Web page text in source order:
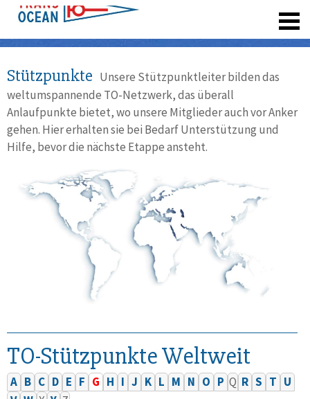
Stützpunkte Unsere Stützpunktleiter bilden das
weltumspannende TO-Netzwerk, das überall
Anlaufpunkte bietet, wo unsere Mitglieder auch vor Anker
gehen. Hier erhalten sie bei Bedarf Unterstützung und
Hilfe, bevor die nächste Etappe ansteht.
TO-Stützpunkte Weltweit
A B C D E F G H I J K L M N O P Q R S T U